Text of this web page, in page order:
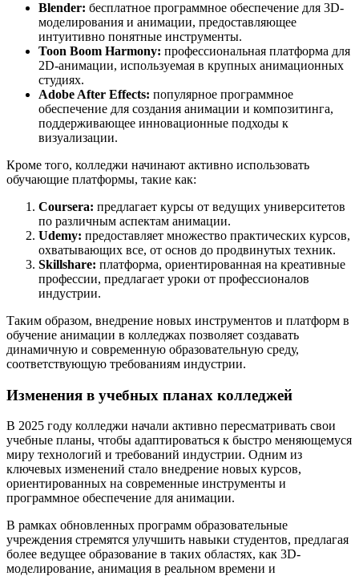
Blender: бесплатное программное обеспечение для 3D-
моделирования и анимации, предоставляющее
интуитивно понятные инструменты.
Toon Boom Harmony: профессиональная платформа для
2D-анимации, используемая в крупных анимационных
студиях.
Adobe After Effects: популярное программное
обеспечение для создания анимации и композитинга,
поддерживающее инновационные подходы к
визуализации.
Кроме того, колледжи начинают активно использовать
обучающие платформы, такие как:
Coursera: предлагает курсы от ведущих университетов
по различным аспектам анимации.
Udemy: предоставляет множество практических курсов,
охватывающих все, от основ до продвинутых техник.
Skillshare: платформа, ориентированная на креативные
профессии, предлагает уроки от профессионалов
индустрии.
Таким образом, внедрение новых инструментов и платформ в
обучение анимации в колледжах позволяет создавать
динамичную и современную образовательную среду,
соответствующую требованиям индустрии.
Изменения в учебных планах колледжей
В 2025 году колледжи начали активно пересматривать свои
учебные планы, чтобы адаптироваться к быстро меняющемуся
миру технологий и требований индустрии. Одним из
ключевых изменений стало внедрение новых курсов,
ориентированных на современные инструменты и
программное обеспечение для анимации.
В рамках обновленных программ образовательные
учреждения стремятся улучшить навыки студентов, предлагая
более ведущее образование в таких областях, как 3D-
моделирование, анимация в реальном времени и